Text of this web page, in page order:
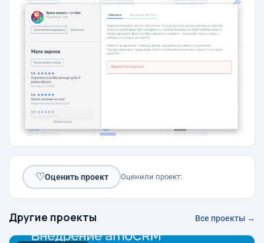
♡Оценить проект Оценили проект:
Другие проекты Все проекты →